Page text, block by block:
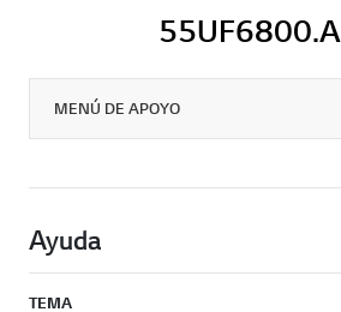
MENÚ DE APOYO
Ayuda
TEMA